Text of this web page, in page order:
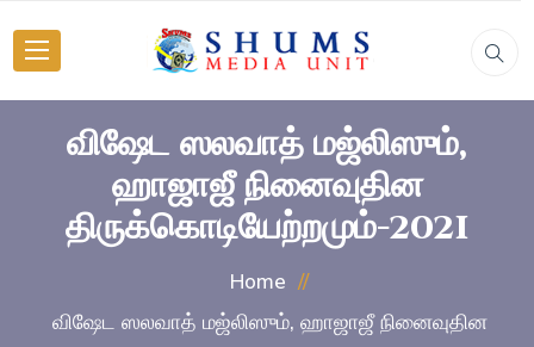
விஷேட ஸலவாத் மஜ்லிஸும்,
ஹாஜாஜீ நினைவுதின
திருக்கொடியேற்றமும்-2021
Home
விஷேட ஸலவாத் மஜ்லிஸும், ஹாஜாஜீ நினைவுதின